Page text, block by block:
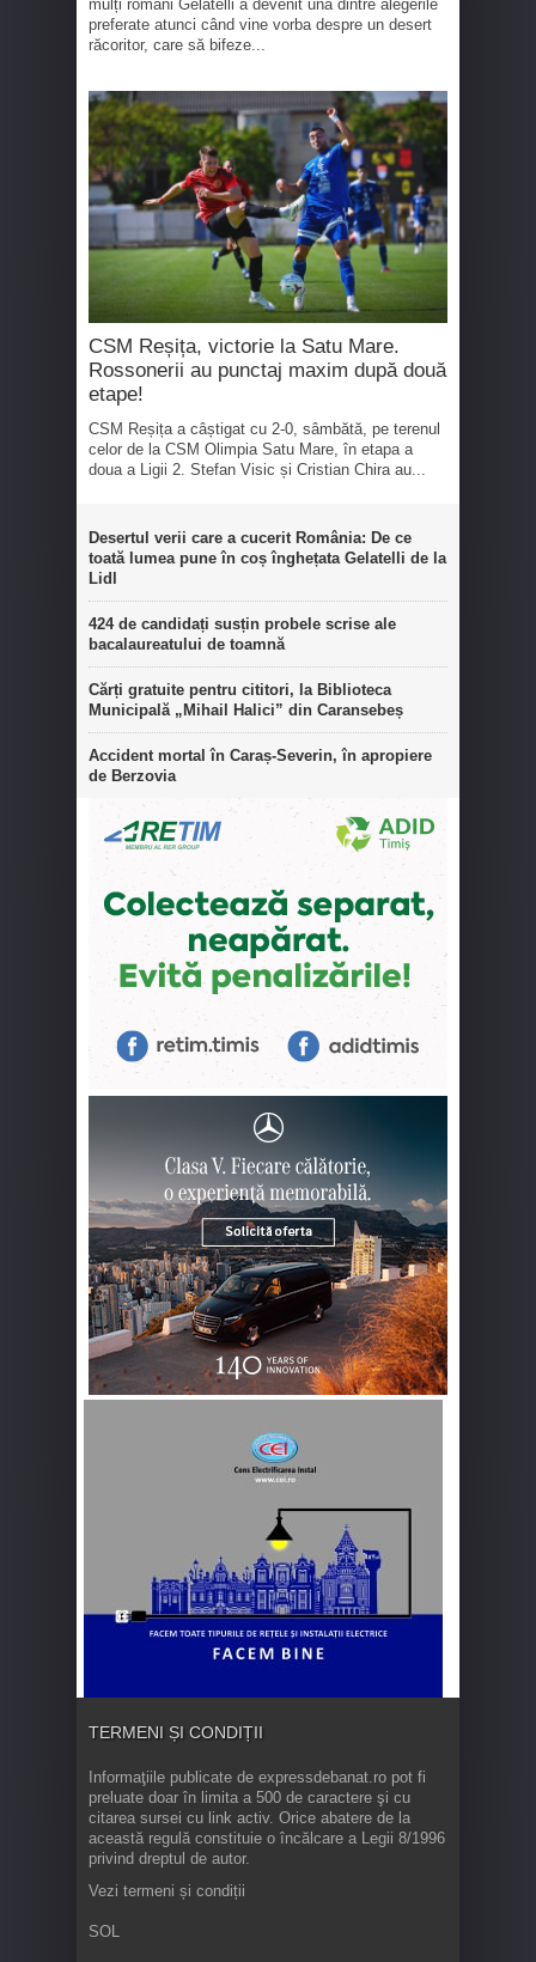
mulți români Gelatelli a devenit una dintre alegerile
preferate atunci când vine vorba despre un desert
răcoritor, care să bifeze...
CSM Reșița, victorie la Satu Mare.
Rossonerii au punctaj maxim după două
etape!
CSM Reșița a câștigat cu 2-0, sâmbătă, pe terenul
celor de la CSM Olimpia Satu Mare, în etapa a
doua a Ligii 2. Stefan Visic și Cristian Chira au...
Desertul verii care a cucerit România: De ce
toată lumea pune în coș înghețata Gelatelli de la
Lidl
424 de candidați susțin probele scrise ale
bacalaureatului de toamnă
Cărți gratuite pentru cititori, la Biblioteca
Municipală „Mihail Halici” din Caransebeș
Accident mortal în Caraș-Severin, în apropiere
de Berzovia
TERMENI ȘI CONDIȚII
Informaţiile publicate de expressdebanat.ro pot fi
preluate doar în limita a 500 de caractere şi cu
citarea sursei cu link activ. Orice abatere de la
această regulă constituie o încălcare a Legii 8/1996
privind dreptul de autor.
Vezi termeni și condiții
SOL